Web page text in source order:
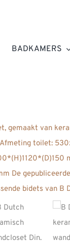
BADKAMERS